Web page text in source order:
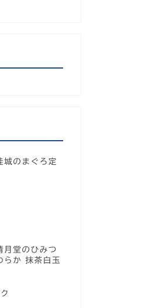
城のまぐろ定
月堂のひみつ
らか 抹茶白玉